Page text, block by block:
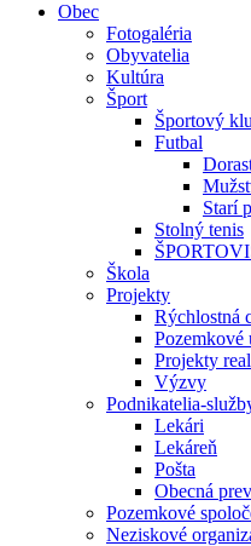
Obec
Fotogaléria
Obyvatelia
Kultúra
Šport
Športový
Futbal
Starí
Stolný tenis
Škola
Projekty
Rýchlostná
Pozemkové
Projekty
Výzvy
Podnikatelia-
Lekári
Lekáreň
Pošta
Obecná
Pozemkové
Neziskové